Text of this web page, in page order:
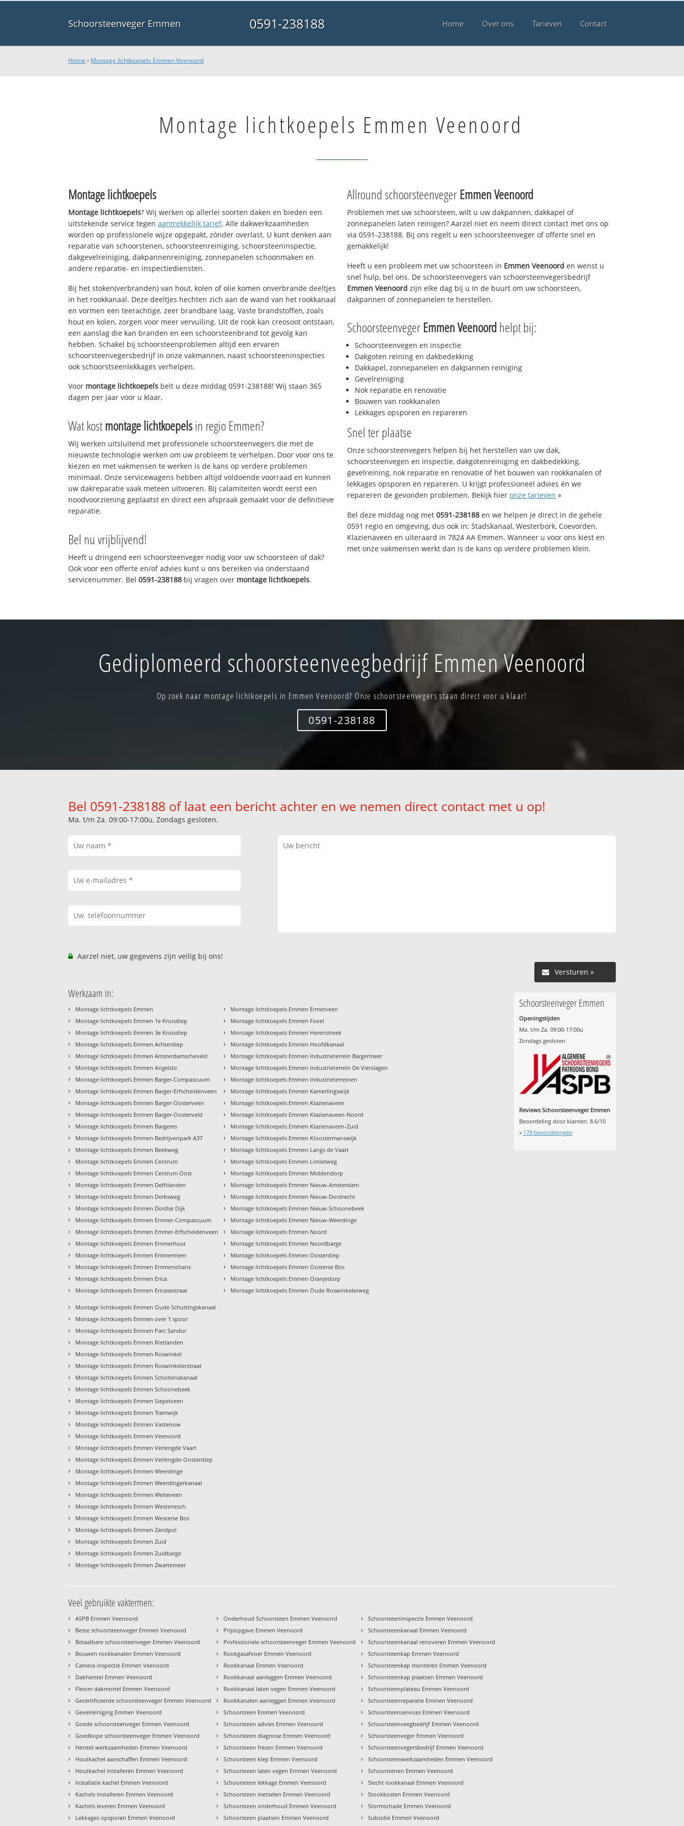
Schoorsteenveger Emmen 0591-238188 Home Over ons Tarieven Contact
Home › Montage lichtkoepels Emmen Veenoord
Montage lichtkoepels Emmen Veenoord
Montage lichtkoepels
Montage lichtkoepels? Wij werken op allerlei soorten daken en bieden een
uitstekende service tegenaantrekkelijk tarief. Alle dakwerkzaamheden
worden op professionele wijze opgepakt, zónder overlast. U kunt denken aan
reparatie van schoorstenen, schoorsteenreiniging, schoorsteeninspectie,
dakgevelreiniging, dakpannenreiniging, zonnepanelen schoonmaken en
andere reparatie- en inspectiediensten.
Bij het stoken(verbranden) van hout, kolen of olie komen onverbrande deeltjes
in het rookkanaal. Deze deeltjes hechten zich aan de wand van het rookkanaal
en vormen een teerachtige, zeer brandbare laag. Vaste brandstoffen, zoals
hout en kolen, zorgen voor meer vervuiling. Uit de rook kan creosoot ontstaan,
een aanslag die kan branden en een schoorsteenbrand tot gevolg kan
hebben. Schakel bij schoorsteenproblemen altijd een ervaren
schoorsteenvegersbedrijf in onze vakmannen, naast schoorsteeninspecties
ook schoorstseenlekkages verhelpen.
Voor montage lichtkoepels belt u deze middag 0591-238188! Wij staan 365
dagen per jaar voor u klaar.
Wat kostmontage lichtkoepelsin regio Emmen?
Wij werken uitsluitend met professionele schoorsteenvegers die met de
nieuwste technologie werken om uw probleem te verhelpen. Door voor ons te
kiezen en met vakmensen te werken is de kans op verdere problemen
minimaal. Onze servicewagens hebben altijd voldoende voorraad en kunnen
uw dakreparatie vaak meteen uitvoeren. Bij calamiteiten wordt eerst een
noodvoorziening geplaatst en direct een afspraak gemaakt voor de definitieve
reparatie.
Bel nu vrijblijvend!
Heeft u dringend een schoorsteenveger nodig voor uw schoorsteen of dak?
Ook voor een offerte en/of advies kunt u ons bereiken via onderstaand
servicenummer. Bel0591-238188 bij vragen over montage lichtkoepels.
Allround schoorsteenveger Emmen Veenoord
Problemen met uw schoorsteen, wilt u uw dakpannen, dakkapel of
zonnepanelen laten reinigen? Aarzel niet en neem direct contact met ons op
via 0591-238188. Bij ons regelt u een schoorsteenveger of offerte snel en
gemakkelijk!
Heeft u een probleem met uw schoorsteen in Emmen Veenoord en wenst u
snel hulp, bel ons. De schoorsteenvegers van schoorsteenvegersbedrijf
Emmen Veenoord zijn elke dag bij u in de buurt om uw schoorsteen,
dakpannen of zonnepanelen te herstellen.
Schoorsteenveger Emmen Veenoordhelpt bij:
Schoorsteenvegen en inspectie
Dakgoten reining en dakbedekking
Dakkapel, zonnepanelen en dakpannen reiniging
Gevelreiniging
Nok reparatie en renovatie
Bouwen van rookkanalen
Lekkages opsporen en repareren
Snel ter plaatse
Onze schoorsteenvegers helpen bij het herstellen van uw dak,
schoorsteenvegen en inspectie, dakgotenreiniging en dakbedekking,
gevelreining, nok reparatie en renovatie of het bouwen van rookkanalen of
lekkages opsporen en repareren. U krijgt professioneel advies én we
repareren de gevonden problemen. Bekijk hier onze tarieven »
Bel deze middag nog met 0591-238188 en we helpen je direct in de gehele
0591 regio en omgeving, dus ook in: Stadskanaal, Westerbork, Coevorden,
Klazienaveen en uiteraard in 7824 AA Emmen. Wanneer u voor ons kiest en
met onze vakmensen werkt dan is de kans op verdere problemen klein.
Gediplomeerd schoorsteenveegbedrijf Emmen Veenoord
Op zoek naar montage lichtkoepels in Emmen Veenoord? Onze schoorsteenvegers staan direct voor u klaar!
0591-238188
Bel 0591-238188 of laat een bericht achter en we nemen direct contact met u op!
Ma. t/m Za. 09:00-17:00u, Zondags gesloten.
Aarzel niet, uw gegevens zijn veilig bij ons!
Versturen »
Werkzaam in:
› Montage lichtkoepels Emmen
› Montage lichtkoepels Emmen 1e Kruisdiep
› Montage lichtkoepels Emmen 3e Kruisdiep
› Montage lichtkoepels Emmen Achterdiep
› Montage lichtkoepels Emmen Amsterdamscheveld
› Montage lichtkoepels Emmen Angelslo
› Montage lichtkoepels Emmen Barger-Compascuum
› Montage lichtkoepels Emmen Barger-Erfscheidenveen
› Montage lichtkoepels Emmen Barger-Oosterveen
› Montage lichtkoepels Emmen Barger-Oosterveld
› Montage lichtkoepels Emmen Bargeres
› Montage lichtkoepels Emmen Bedrijvenpark A37
› Montage lichtkoepels Emmen Beekweg
› Montage lichtkoepels Emmen Centrum
› Montage lichtkoepels Emmen Centrum Oost
› Montage lichtkoepels Emmen Delftlanden
› Montage lichtkoepels Emmen Derksweg
› Montage lichtkoepels Emmen Dordse Dijk
› Montage lichtkoepels Emmen Emmer-Compascuum
› Montage lichtkoepels Emmen Emmer-Erfscheidenveen
› Montage lichtkoepels Emmen Emmerhout
› Montage lichtkoepels Emmen Emmermeer
› Montage lichtkoepels Emmen Emmerschans
› Montage lichtkoepels Emmen Erica
› Montage lichtkoepels Emmen Ericasestraat
› Montage lichtkoepels Emmen Ermerveen
› Montage lichtkoepels Emmen Foxel
› Montage lichtkoepels Emmen Herenstreek
› Montage lichtkoepels Emmen Hoofdkanaal
› Montage lichtkoepels Emmen Industrieterrein Bargermeer
› Montage lichtkoepels Emmen Industrieterrein De Vierslagen
› Montage lichtkoepels Emmen Industrieterreinen
› Montage lichtkoepels Emmen Kamerlingswijk
› Montage lichtkoepels Emmen Klazienaveen
› Montage lichtkoepels Emmen Klazienaveen-Noord
› Montage lichtkoepels Emmen Klazienaveen-Zuid
› Montage lichtkoepels Emmen Kloostermanswijk
› Montage lichtkoepels Emmen Langs de Vaart
› Montage lichtkoepels Emmen Limietweg
› Montage lichtkoepels Emmen Middendorp
› Montage lichtkoepels Emmen Nieuw-Amsterdam
› Montage lichtkoepels Emmen Nieuw-Dordrecht
› Montage lichtkoepels Emmen Nieuw-Schoonebeek
› Montage lichtkoepels Emmen Nieuw-Weerdinge
› Montage lichtkoepels Emmen Noord
› Montage lichtkoepels Emmen Noordbarge
› Montage lichtkoepels Emmen Oosterdiep
› Montage lichtkoepels Emmen Oosterse Bos
› Montage lichtkoepels Emmen Oranjedorp
› Montage lichtkoepels Emmen Oude Roswinkelerweg
› Montage lichtkoepels Emmen Oude Schuttingskanaal
› Montage lichtkoepels Emmen over 't spoor
› Montage lichtkoepels Emmen Parc Sandur
› Montage lichtkoepels Emmen Rietlanden
› Montage lichtkoepels Emmen Roswinkel
› Montage lichtkoepels Emmen Roswinkelerstraat
› Montage lichtkoepels Emmen Scholtenskanaal
› Montage lichtkoepels Emmen Schoonebeek
› Montage lichtkoepels Emmen Siepelveen
› Montage lichtkoepels Emmen Tramwijk
› Montage lichtkoepels Emmen Vastenow
› Montage lichtkoepels Emmen Veenoord
› Montage lichtkoepels Emmen Verlengde Vaart
› Montage lichtkoepels Emmen Verlengde-Oosterdiep
› Montage lichtkoepels Emmen Weerdinge
› Montage lichtkoepels Emmen Weerdingerkanaal
› Montage lichtkoepels Emmen Weiteveen
› Montage lichtkoepels Emmen Westenesch
› Montage lichtkoepels Emmen Westerse Bos
› Montage lichtkoepels Emmen Zandpol
› Montage lichtkoepels Emmen Zuid
› Montage lichtkoepels Emmen Zuidbarge
› Montage lichtkoepels Emmen Zwartemeer
Schoorsteenveger Emmen
Openingstijden
Ma. t/m Za. 09:00-17:00u
Zondags gesloten
Reviews Schoorsteenveger Emmen
Beoordeling door klanten: 8.6/10
» 179beoordelingen
Veel gebruikte vaktermen:
› ASPB Emmen Veenoord
› Beste schoorsteenveger Emmen Veenoord
› Betaalbare schoorsteenveger Emmen Veenoord
› Bouwen rookkanalen Emmen Veenoord
› Camera inspectie Emmen Veenoord
› Dakherstel Emmen Veenoord
› Flexim dakmortel Emmen Veenoord
› Gecertificeerde schoorsteenveger Emmen Veenoord
› Gevelreiniging Emmen Veenoord
› Goede schoorsteenveger Emmen Veenoord
› Goedkope schoorsteenveger Emmen Veenoord
› Herstel werkzaamheden Emmen Veenoord
› Houtkachel aanschaffen Emmen Veenoord
› Houtkachel installeren Emmen Veenoord
› Installatie kachel Emmen Veenoord
› Kachels installeren Emmen Veenoord
› Kachels leveren Emmen Veenoord
› Lekkages opsporen Emmen Veenoord
› Onderhoud Schoorsteen Emmen Veenoord
› Prijsopgave Emmen Veenoord
› Professionele schoorsteenveger Emmen Veenoord
› Rookgasafvoer Emmen Veenoord
› Rookkanaal Emmen Veenoord
› Rookkanaal aanleggen Emmen Veenoord
› Rookkanaal laten vegen Emmen Veenoord
› Rookkanalen aanleggen Emmen Veenoord
› Schoorsteen Emmen Veenoord
› Schoorsteen advies Emmen Veenoord
› Schoorsteen diagnose Emmen Veenoord
› Schoorsteen frezen Emmen Veenoord
› Schoorsteen klep Emmen Veenoord
› Schoorsteen laten vegen Emmen Veenoord
› Schoorsteen lekkage Emmen Veenoord
› Schoorsteen metselen Emmen Veenoord
› Schoorsteen onderhoud Emmen Veenoord
› Schoorsteen plaatsen Emmen Veenoord
› Schoorsteeninspectie Emmen Veenoord
› Schoorsteenkanaal Emmen Veenoord
› Schoorsteenkanaal renoveren Emmen Veenoord
› Schoorsteenkap Emmen Veenoord
› Schoorsteenkap monteren Emmen Veenoord
› Schoorsteenkap plaatsen Emmen Veenoord
› Schoorsteenplateau Emmen Veenoord
› Schoorsteenreparatie Emmen Veenoord
› Schoorsteenservices Emmen Veenoord
› Schoorsteenveegbedrijf Emmen Veenoord
› Schoorsteenveger Emmen Veenoord
› Schoorsteenvegersbedrijf Emmen Veenoord
› Schoorsteenwerkzaamheden Emmen Veenoord
› Schoorstenen Emmen Veenoord
› Slecht rookkanaal Emmen Veenoord
› Stookkosten Emmen Veenoord
› Stormschade Emmen Veenoord
› Subsidie Emmen Veenoord